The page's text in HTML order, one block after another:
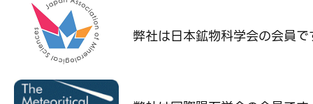
弊社は日本鉱物科学会の会員で